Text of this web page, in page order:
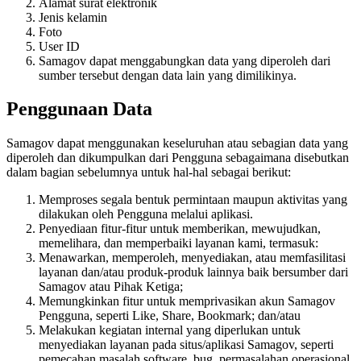
Jenis kelamin
Foto
User ID
Samagov dapat menggabungkan data yang diperoleh dari
sumber tersebut dengan data lain yang dimilikinya.
Penggunaan Data
Samagov dapat menggunakan keseluruhan atau sebagian data yang
diperoleh dan dikumpulkan dari Pengguna sebagaimana disebutkan
dalam bagian sebelumnya untuk hal-hal sebagai berikut:
Memproses segala bentuk permintaan maupun aktivitas yang
dilakukan oleh Pengguna melalui aplikasi.
Penyediaan fitur-fitur untuk memberikan, mewujudkan,
memelihara, dan memperbaiki layanan kami, termasuk:
Menawarkan, memperoleh, menyediakan, atau memfasilitasi
layanan dan/atau produk-produk lainnya baik bersumber dari
Samagov atau Pihak Ketiga;
Memungkinkan fitur untuk memprivasikan akun Samagov
Pengguna, seperti Like, Share, Bookmark; dan/atau
Melakukan kegiatan internal yang diperlukan untuk
menyediakan layanan pada situs/aplikasi Samagov, seperti